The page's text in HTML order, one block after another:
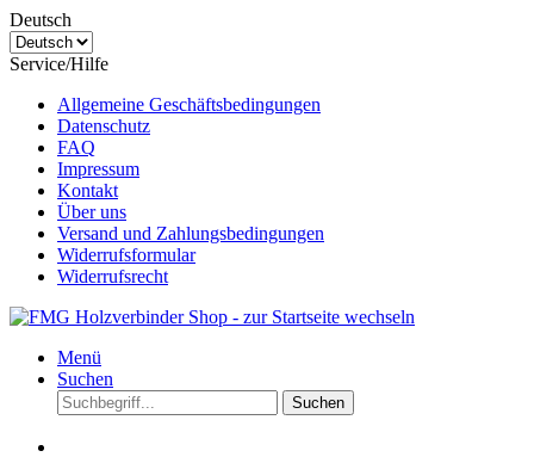
Deutsch
Service/Hilfe
Allgemeine Geschäftsbedingungen
Datenschutz
FAQ
Impressum
Kontakt
Über uns
Versand und Zahlungsbedingungen
Widerrufsformular
Widerrufsrecht
Menü
Suchen
Suchen